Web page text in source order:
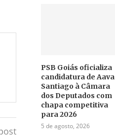
PSB Goiás oficializa
candidatura de Aava
Santiago à Câmara
dos Deputados com
chapa competitiva
para 2026
5 de agosto, 2026